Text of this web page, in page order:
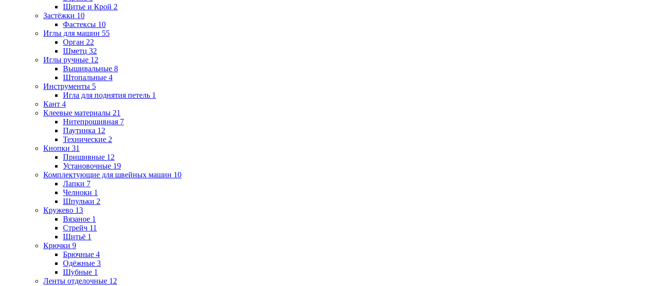
Шитье и Крой 2
Застёжки 10
Фастексы 10
Иглы для машин 55
Орган 22
Шметц 32
Иглы ручные 12
Вышивальные 8
Штопальные 4
Инструменты 5
Игла для поднятия петель 1
Кант 4
Клеевые материалы 21
Нитепрошивная 7
Паутинка 12
Технические 2
Кнопки 31
Пришивные 12
Установочные 19
Комплектующие для швейных машин 10
Лапки 7
Челноки 1
Шпульки 2
Кружево 13
Вязаное 1
Стрейч 11
Шитьё 1
Крючки 9
Брючные 4
Одёжные 3
Шубные 1
Ленты отделочные 12